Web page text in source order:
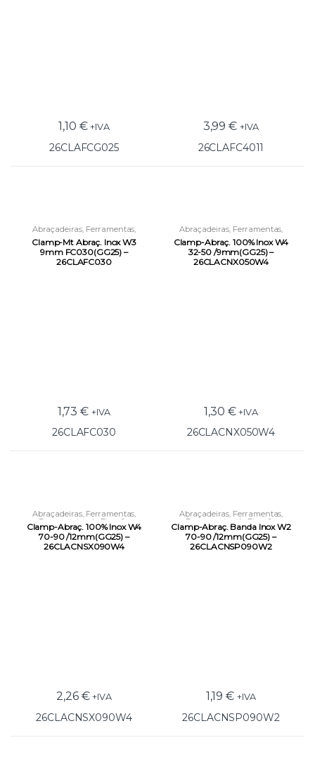
1,10 € +IVA
26CLAFCG025
3,99€ +IVA
26CLAFC4011
Abraçadeiras, Ferramentas,
Ferramentas de Fixação
Clamp-Mt Abraç. Inox W3
9mm FC030(GG25) –
26CLAFC030
1,73€ +IVA
26CLAFC030
Abraçadeiras, Ferramentas,
Ferramentas de Fixação
Clamp-Abraç. 100% Inox W4
32-50 /9mm(GG25) –
26CLACNX050W4
1,30 € +IVA
26CLACNX050W4
Abraçadeiras, Ferramentas,
Ferramentas de Fixação
Clamp-Abraç. 100% Inox W4
70-90 /12mm(GG25) –
26CLACNSX090W4
2,26 € +IVA
26CLACNSX090W4
Abraçadeiras, Ferramentas,
Ferramentas de Fixação
Clamp-Abraç. Banda Inox W2
70-90 /12mm(GG25) –
26CLACNSP090W2
1,19€ +IVA
26CLACNSP090W2